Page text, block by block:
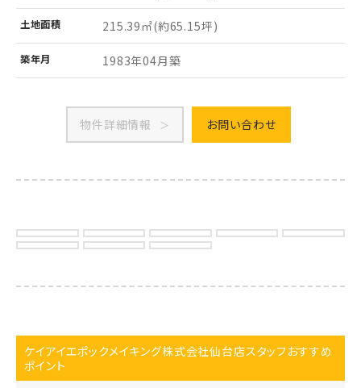
土地面積 215.39㎡(約65.15坪)
築年月 1983年04月築
物件詳細情報 お問い合わせ
ケイアイエポックメイキング株式会社仙台店スタッフおすすめ
ポイント